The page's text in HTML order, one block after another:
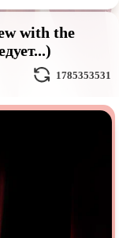
movies
Демоны
миры
with the
1785353531